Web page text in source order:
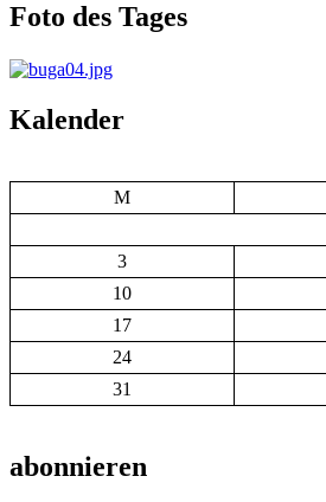
Foto des Tages
Kalender
M
3
10
17
24
31
abonnieren